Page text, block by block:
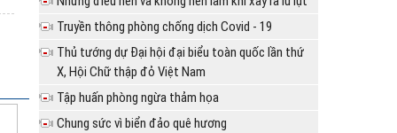
Truyền thông phòng chống dịch Covid - 19
Thủ tướng dự Đại hội đại biểu toàn quốc lần thứ
X, Hội Chữ thập đỏ Việt Nam
Tập huấn phòng ngừa thảm họa
Chung sức vì biển đảo quê hương